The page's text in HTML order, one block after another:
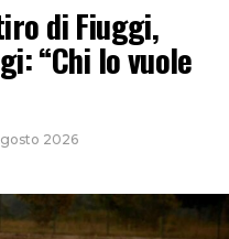
Torcia Olimpica –
– nella casa
orgoglio per tutta la
un sentito
Milano Cortina 2026 e
Varnier per questo
come patrimonio
di Fiuggi,
“Chi lo vuole
2026